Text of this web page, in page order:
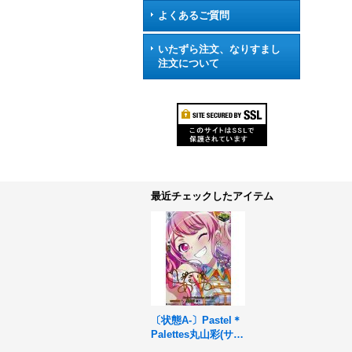
よくあるご質問
いたずら注文、なりすまし
注文について
最近チェックしたアイテム
〔状態A-〕Pastel＊
Palettes丸山彩(サイ